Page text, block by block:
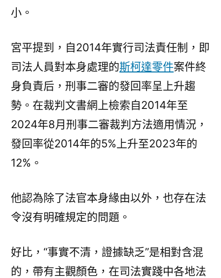
小。
宮平提到，自2014年實行司法責任制，即
司法人員對本身處理的斯柯達零件案件終
身負責后，刑事二審的發回率呈上升趨
勢。在裁判文書網上檢索自2014年至
2024年8月刑事二審裁判方法適用情況，
發回率從2014年的5%上升至2023年的
12%。
他認為除了法官本身緣由以外，也存在法
令沒有明確規定的問題。
好比，“事實不清，證據缺乏”是相對含混
的，帶有主觀顏色，在司法實踐中各地法